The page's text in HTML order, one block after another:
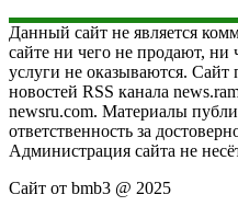
Данный сайт не является
сайте ни чего не продают, ни
услуги не оказываются. Сайт
новостей RSS канала
newsru.com. Материалы
ответственность за
Администрация сайта не
Сайт от bmb3 @ 2025